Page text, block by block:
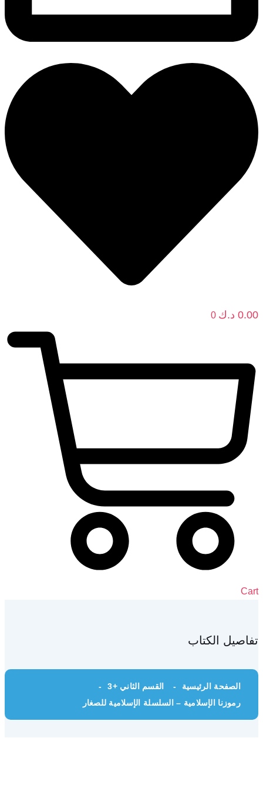
0.00 د.ك 0
Cart
تفاصيل الكتاب
الصفحة الرئيسية
القسم الثاني +3
رموزنا الإسلامية – السلسلة الإسلامية للصغار